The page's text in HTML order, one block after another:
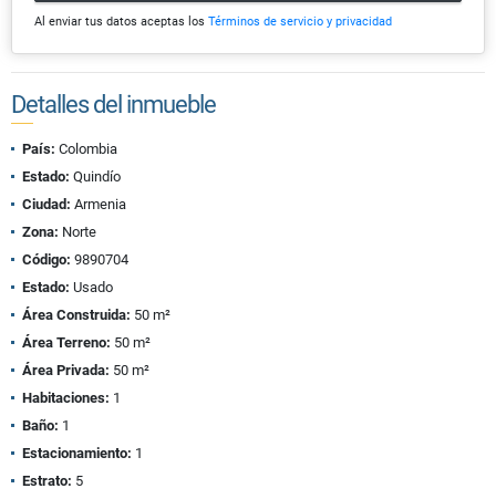
Al enviar tus datos aceptas los Términos de servicio y privacidad
Detalles del inmueble
País: Colombia
Estado: Quindío
Ciudad: Armenia
Zona: Norte
Código: 9890704
Estado: Usado
Área Construida: 50 m²
Área Terreno: 50 m²
Área Privada: 50 m²
Habitaciones: 1
Baño: 1
Estacionamiento: 1
Estrato: 5